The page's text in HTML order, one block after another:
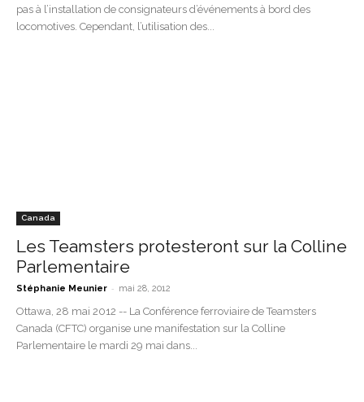
pas à l’installation de consignateurs d’événements à bord des
locomotives. Cependant, l’utilisation des...
Canada
Les Teamsters protesteront sur la Colline
Parlementaire
Stéphanie Meunier - mai 28, 2012
Ottawa, 28 mai 2012 -- La Conférence ferroviaire de Teamsters
Canada (CFTC) organise une manifestation sur la Colline
Parlementaire le mardi 29 mai dans...